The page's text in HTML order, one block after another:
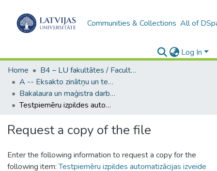
Communities & Collections All of
Log In
Home
B4 – LU fakultātes / Faculties of the UL
A -- Eksakto zinātņu un tehnoloģiju fakultāte / Faculty of Science and Technology
Bakalaura un maģistra darbi (EZTF) / Bachelor's and Master's theses
Testpiemēru izpildes automatizācijas izveide un ieviešana
Request a copy of the file
Enter the following information to request a copy for the
following item:Testpiemēru izpildes automatizācijas izveide